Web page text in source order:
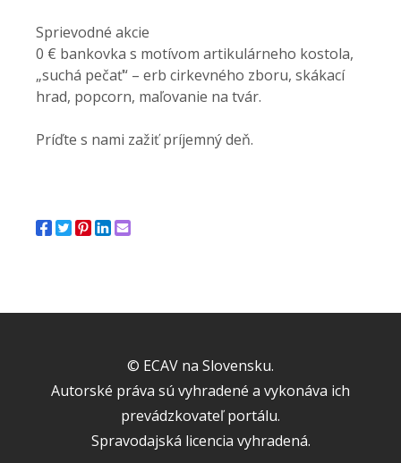
Sprievodné akcie
0 € bankovka s motívom artikulárneho kostola,
„suchá pečať“ – erb cirkevného zboru, skákací
hrad, popcorn, maľovanie na tvár.
Príďte s nami zažiť príjemný deň.
© ECAV na Slovensku.
Autorské práva sú vyhradené a vykonáva ich
prevádzkovateľ portálu.
Spravodajská licencia vyhradená.